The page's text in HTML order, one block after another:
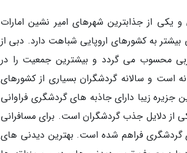
یکی از جذابترین شهرهای امیر نشین امارات
به کشورهای اروپایی شباهت دارد. دبی از
محسوب می گردد و بیشترین جمعیت را در
است و سالانه گردشگران بسیاری از کشورهای
زیبا دارای جاذبه های گردشگری فراوانی
دلایل جذب گردشگران است. برای مسافرانی
گردشگری فراهم شده است. بهترین دیدنی های